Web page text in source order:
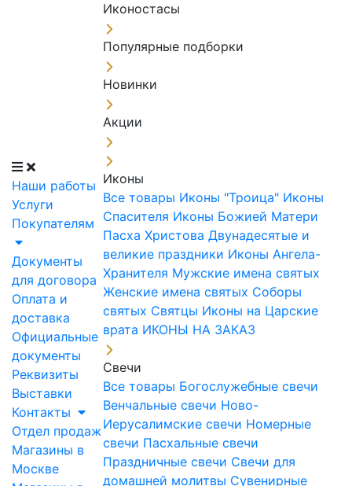
Наши работы
Услуги
Покупателям
Документы
для договора
Оплата и
доставка
Официальные
документы
Реквизиты
Выставки
Контакты
Отдел продаж
Магазины в
Москве
Иконостасы
Популярные подборки
Новинки
Акции
Иконы
Все товары Иконы "Троица" Иконы
Спасителя Иконы Божией Матери
Пасха Христова Двунадесятые и
великие праздники Иконы Ангела-
Хранителя Мужские имена святых
Женские имена святых Соборы
святых Святцы Иконы на Царские
врата ИКОНЫ НА ЗАКАЗ
Свечи
Все товары Богослужебные свечи
Венчальные свечи Ново-
Иерусалимские свечи Номерные
свечи Пасхальные свечи
Праздничные свечи Свечи для
домашней молитвы Сувенирные